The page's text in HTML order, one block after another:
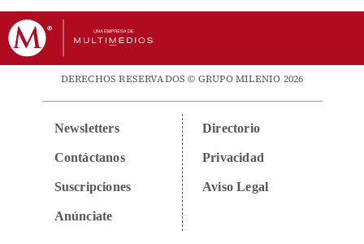
DERECHOS RESERVADOS © GRUPO MILENIO 2026
Newsletters
Contáctanos
Suscripciones
Anúnciate
Directorio
Privacidad
Aviso Legal